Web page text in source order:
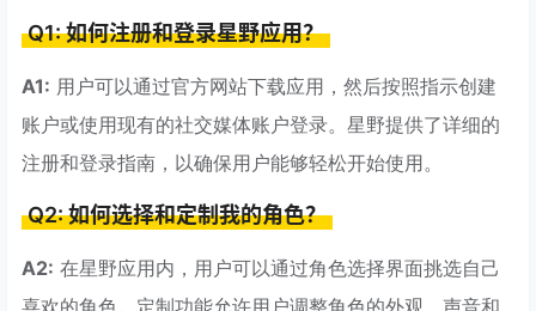
Q1: 如何注册和登录星野应用？
A1: 用户可以通过官方网站下载应用，然后按照指示创建
账户或使用现有的社交媒体账户登录。星野提供了详细的
注册和登录指南，以确保用户能够轻松开始使用。
Q2: 如何选择和定制我的角色？
A2: 在星野应用内，用户可以通过角色选择界面挑选自己